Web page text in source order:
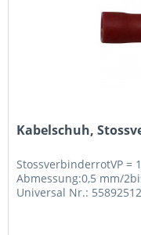
Kabelschuh,
StossverbinderrotVP =
Abmessung:0,5 mm/
Universal Nr.: